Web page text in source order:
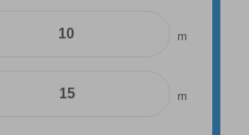
m
m